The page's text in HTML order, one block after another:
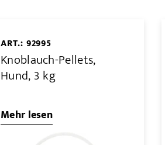
ART.: 92995
Knoblauch-Pellets,
Hund, 3 kg
Mehr lesen